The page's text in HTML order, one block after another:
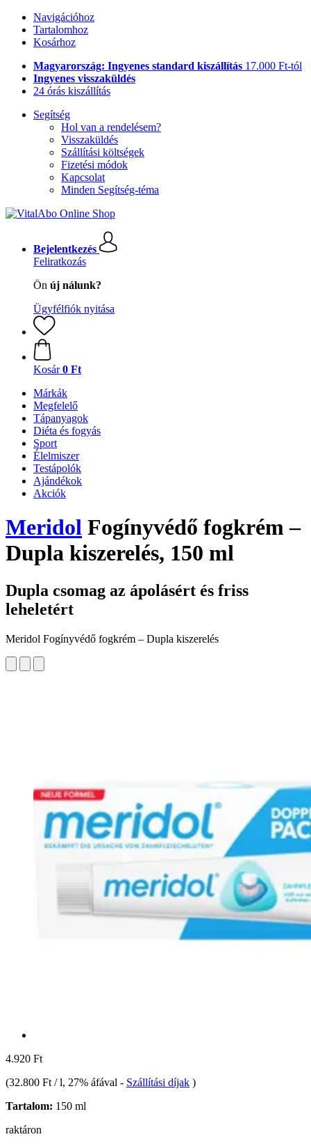
Navigációhoz
Tartalomhoz
Kosárhoz
Magyarország: Ingyenes standard kiszállítás 17.000 Ft-tól
Ingyenes visszaküldés
24 órás kiszállítás
Segítség
Hol van a rendelésem?
Visszaküldés
Szállítási költségek
Fizetési módok
Kapcsolat
Minden Segítség-téma
Bejelentkezés
Feliratkozás
Ön új nálunk?
Ügyfélfiók nyitása
Kosár 0 Ft
Márkák
Megfelelő
Tápanyagok
Diéta és fogyás
Sport
Élelmiszer
Testápolók
Ajándékok
Akciók
Meridol Fogínyvédő fogkrém –
Dupla kiszerelés, 150 ml
Dupla csomag az ápolásért és friss
leheletért
Meridol Fogínyvédő fogkrém – Dupla kiszerelés
4.920 Ft
(32.800 Ft / l, 27% áfával - Szállítási díjak )
Tartalom: 150 ml
raktáron